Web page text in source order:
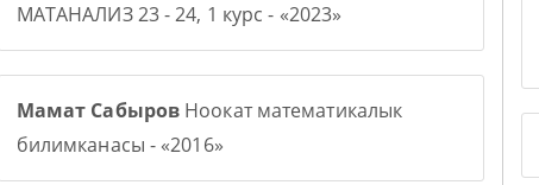
МАТАНАЛИЗ 23 - 24, 1 курс - «2023»
Мамат Сабыров Ноокат математикалык
билимканасы - «2016»